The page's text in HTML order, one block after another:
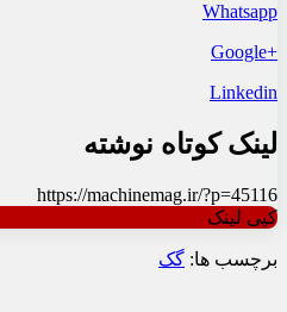
Whatsapp
+Google
Linkedin
لینک کوتاه نوشته
https://machinemag.ir/?p=45116
کپی لینک
برچسب ها: گک